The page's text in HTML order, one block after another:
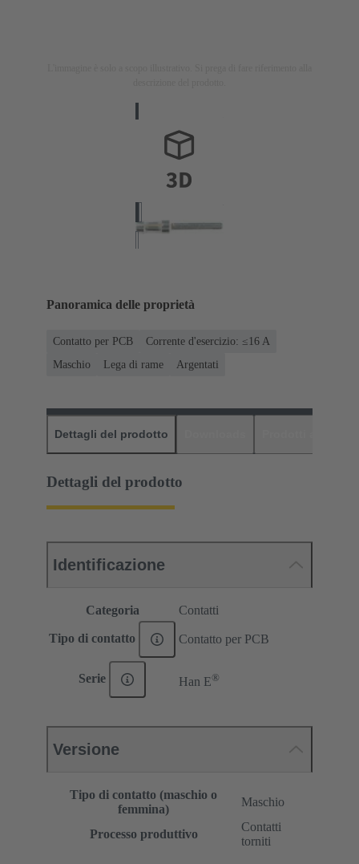
Panoramica delle proprietà
Contatto per PCB
Corrente d'esercizio: ≤16 A
Maschio
Lega di rame Argentati
Dettagli del prodotto
Dettagli del prodotto
Identificazione
Categoria Contatti
Tipo di contatto Contatto per PCB
Serie Han E®
Versione
Tipo di contatto (maschio o
femmina)
Maschio
Processo produttivo
Contatti
torniti